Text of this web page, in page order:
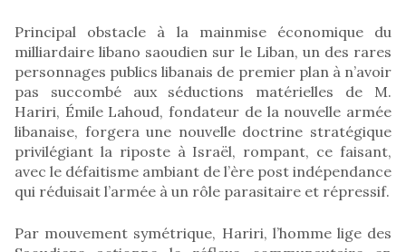
Principal obstacle à la mainmise économique du
milliardaire libano saoudien sur le Liban, un des rares
personnages publics libanais de premier plan à n’avoir
pas succombé aux séductions matérielles de M.
Hariri, Émile Lahoud, fondateur de la nouvelle armée
libanaise, forgera une nouvelle doctrine stratégique
privilégiant la riposte à Israël, rompant, ce faisant,
avec le défaitisme ambiant de l’ère post indépendance
qui réduisait l’armée à un rôle parasitaire et répressif.
Par mouvement symétrique, Hariri, l’homme lige des